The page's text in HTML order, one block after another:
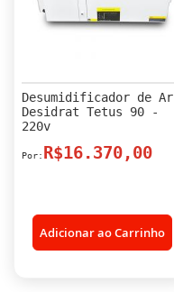
Desumidificador de Ar
Desidrat Tetus 90 -
220v
R$16.370,00
Adicionar ao Carrinho